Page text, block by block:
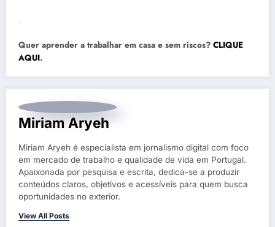
.
Quer aprender a trabalhar em casa e sem riscos? CLIQUE
AQUI.
Miriam Aryeh
Miriam Aryeh é especialista em jornalismo digital com foco
em mercado de trabalho e qualidade de vida em Portugal.
Apaixonada por pesquisa e escrita, dedica-se a produzir
conteúdos claros, objetivos e acessíveis para quem busca
oportunidades no exterior.
View All Posts